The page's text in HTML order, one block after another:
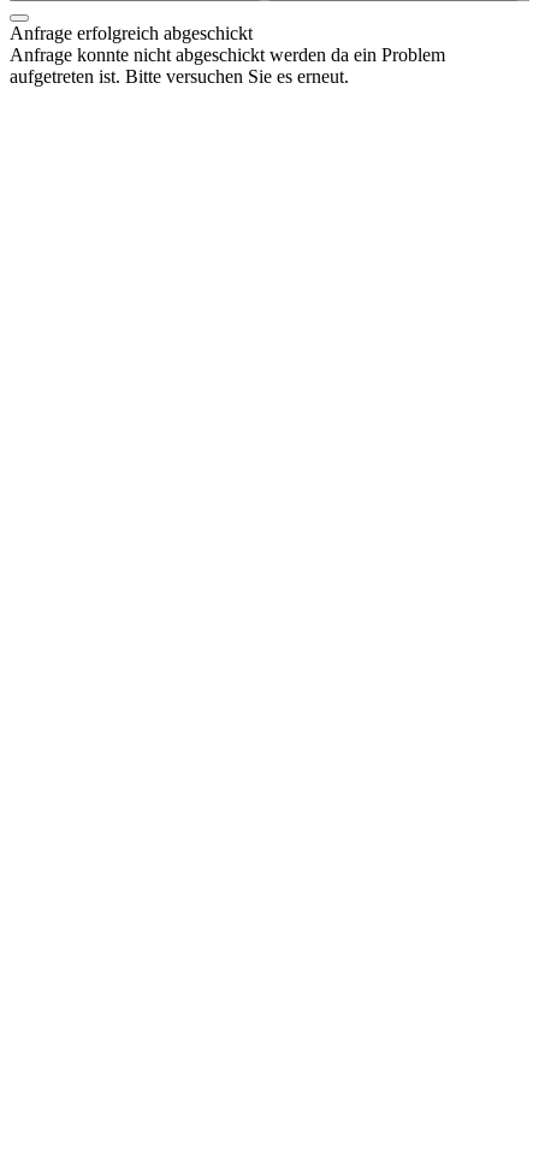
Anfrage erfolgreich abgeschickt
Anfrage konnte nicht abgeschickt werden da ein Problem
aufgetreten ist. Bitte versuchen Sie es erneut.